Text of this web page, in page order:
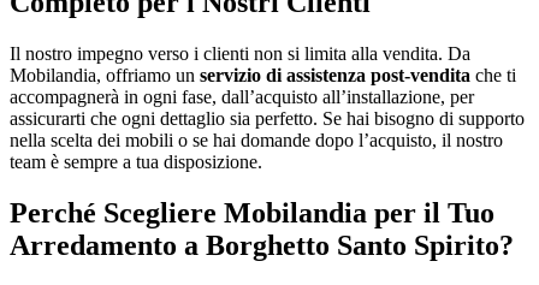
Il nostro impegno verso i clienti non si limita alla vendita. Da
Mobilandia, offriamo un servizio di assistenza post-vendita che ti
accompagnerà in ogni fase, dall’acquisto all’installazione, per
assicurarti che ogni dettaglio sia perfetto. Se hai bisogno di supporto
nella scelta dei mobili o se hai domande dopo l’acquisto, il nostro
team è sempre a tua disposizione.
Perché Scegliere Mobilandia per il Tuo
Arredamento a Borghetto Santo Spirito?